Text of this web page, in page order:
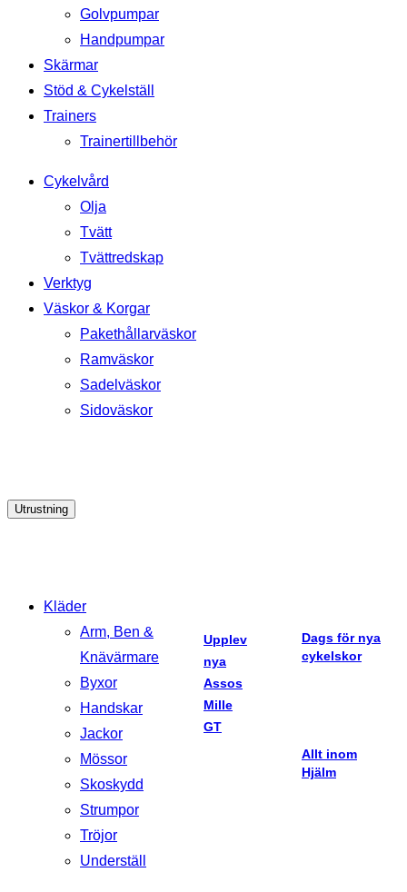
Golvpumpar
Handpumpar
Skärmar
Stöd & Cykelställ
Trainers
Trainertillbehör
Cykelvård
Olja
Tvätt
Tvättredskap
Verktyg
Väskor & Korgar
Pakethållarväskor
Ramväskor
Sadelväskor
Sidoväskor
Utrustning
Kläder
Arm, Ben &
Knävärmare
Byxor
Handskar
Jackor
Mössor
Skoskydd
Strumpor
Tröjor
Underställ
Upplev
nya
Assos
Mille
GT
Dags för nya
cykelskor
Allt inom
Hjälm